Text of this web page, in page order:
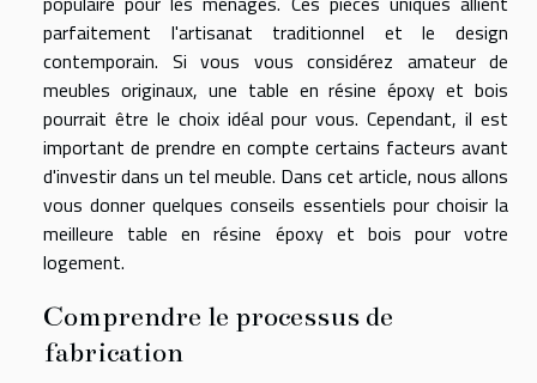
parfaitement l'artisanat traditionnel et le design
contemporain. Si vous vous considérez amateur de
meubles originaux, une table en résine époxy et bois
pourrait être le choix idéal pour vous. Cependant, il est
important de prendre en compte certains facteurs avant
d'investir dans un tel meuble. Dans cet article, nous allons
vous donner quelques conseils essentiels pour choisir la
meilleure table en résine époxy et bois pour votre
logement.
Comprendre le processus de
fabrication